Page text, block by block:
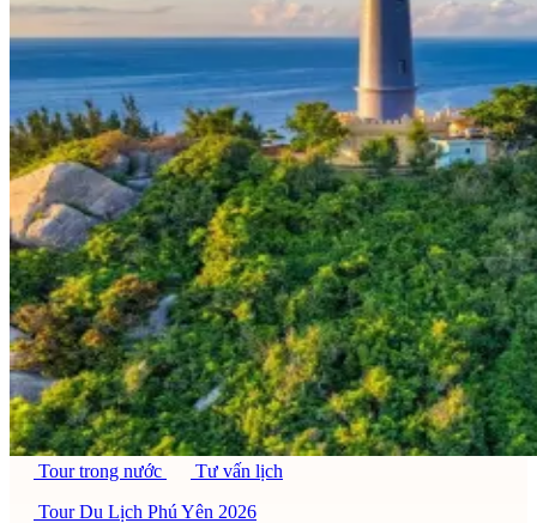
Tour trong nước
Tư vấn lịch
Tour Du Lịch Phú Yên 2026